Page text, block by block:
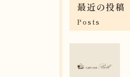
最近の投稿
Posts